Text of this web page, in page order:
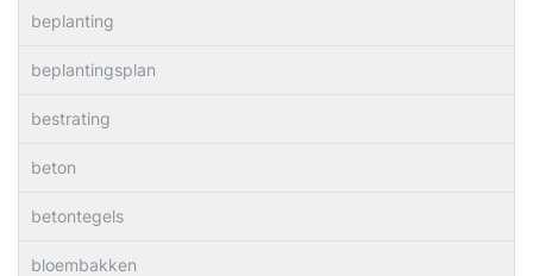
beplanting
beplantingsplan
bestrating
beton
betontegels
bloembakken